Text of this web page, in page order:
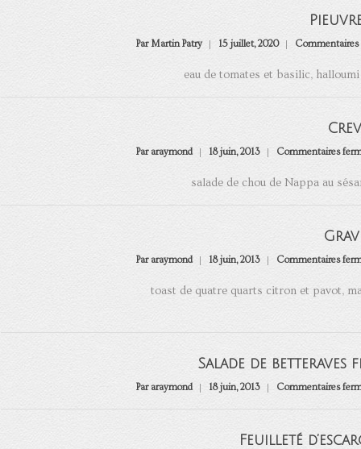
Par Martin Patry 15 juillet, 2020 Commentaires
eau de tomates et basilic,
Par araymond 18 juin, 2013 Commentaires
salade de chou de Nappa au
Par araymond 18 juin, 2013 Commentaires
toast de quatre quarts citron et pavot,
Salade de
Par araymond 18 juin, 2013 Commentaires
Feuilleté